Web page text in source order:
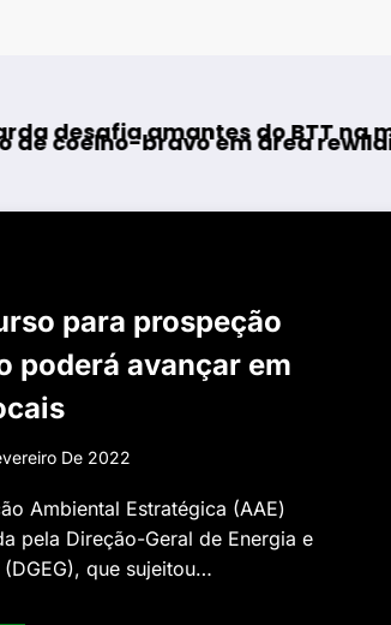
bravo em área rewilding
amantes do BTT na mítica AF
para prospeção
poderá avançar em
De 2022
Ambiental Estratégica (AAE)
pela Direção-Geral de Energia e
que sujeitou…